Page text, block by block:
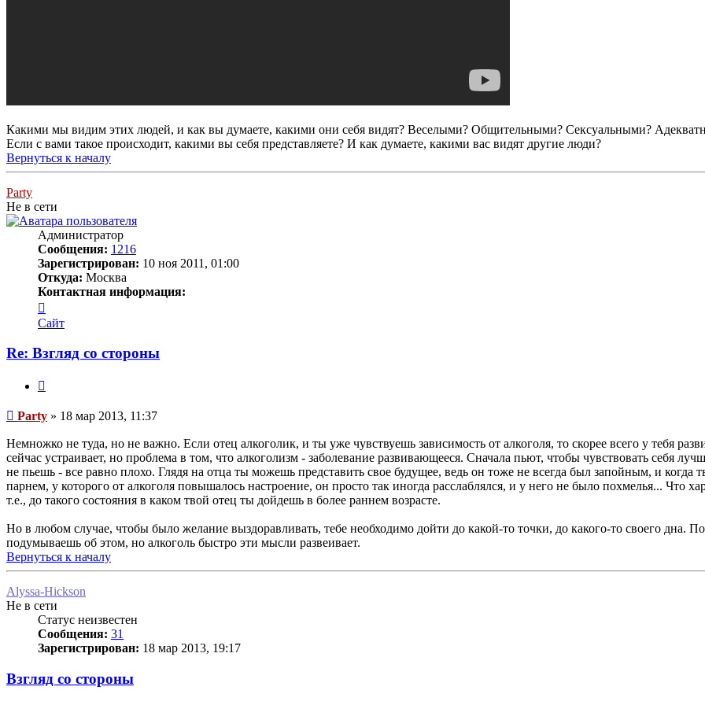
Какими мы видим этих людей, и как вы думаете, какими они себя видят? Веселыми? Общительными? Сексуальными?
Если с вами такое происходит, какими вы себя представляете? И как думаете, какими вас видят другие люди?
Вернуться к началу
Party
Не в сети
Администратор
Сообщения: 1216
Зарегистрирован: 10 ноя 2011, 01:00
Откуда: Москва
Контактная информация:
информация
пользователя
Сайт
Re: Взгляд со стороны
Сообщение
Party » 18 мар 2013, 11:37
Немножко не туда, но не важно. Если отец алкоголик, и ты уже чувствуешь зависимость от алкоголя, то скорее всего у тебя
сейчас устраивает, но проблема в том, что алкоголизм - заболевание развивающееся. Сначала пьют, чтобы чувствовать себя
не пьешь - все равно плохо. Глядя на отца ты можешь представить свое будущее, ведь он тоже не всегда был запойным, и
парнем, у которого от алкоголя повышалось настроение, он просто так иногда расслаблялся, и у него не было похмелья... Что
т.е., до такого состояния в каком твой отец ты дойдешь в более раннем возрасте.
Но в любом случае, чтобы было желание выздоравливать, тебе необходимо дойти до какой-то точки, до какого-то своего дна.
подумываешь об этом, но алкоголь быстро эти мысли развеивает.
Вернуться к началу
Alyssa-Hickson
Не в сети
Статус неизвестен
Сообщения: 31
Зарегистрирован: 18 мар 2013, 19:17
Взгляд со стороны